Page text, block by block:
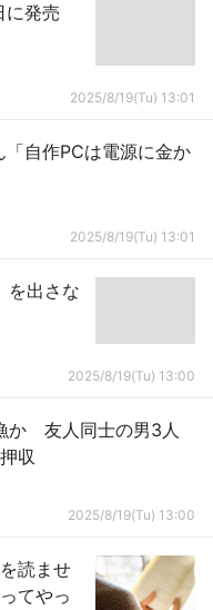
に発売
2025/8/19(Tu) 13:01
自作PCは電源に金か
2025/8/19(Tu) 13:01
を出さな
2025/8/19(Tu) 13:00
か 友人同士の男3人
収
2025/8/19(Tu) 13:00
読ませ
てやっ